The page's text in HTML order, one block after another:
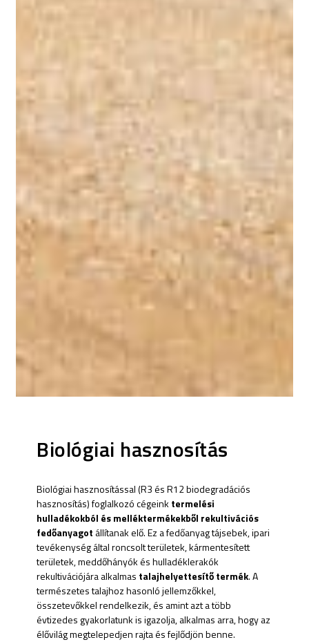
Biológiai hasznosítás
Biológiai hasznosítással (R3 és R12 biodegradációs
hasznosítás) foglalkozó cégeink termelési
hulladékokból és melléktermékekből rekultivációs
fedőanyagot állítanak elő. Ez a fedőanyag tájsebek, ipari
tevékenység által roncsolt területek, kármentesített
területek, meddőhányók és hulladéklerakók
rekultivációjára alkalmas talajhelyettesítő termék. A
természetes talajhoz hasonló jellemzőkkel,
összetevőkkel rendelkezik, és amint azt a több
évtizedes gyakorlatunk is igazolja, alkalmas arra, hogy az
élővilág megtelepedjen rajta és fejlődjön benne.